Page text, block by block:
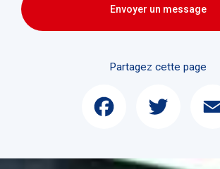
Envoyer un message
Partagez cette page